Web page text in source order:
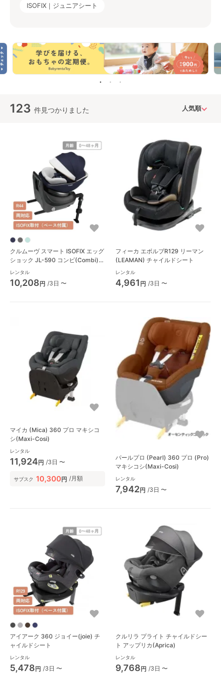
ISOFIX｜ジュニアシート
123 件見つかりました
クルムーヴ スマート ISOFIX エッグ
ショック JL-590 コンビ(Combi)
チャイルドシート
レンタル
10,208円 /3日 〜
フィーカ エボルブR129 リーマン
(LEAMAN) チャイルドシート
レンタル
4,961 円 /3日 〜
マイカ (Mica) 360 プロ マキシコ
シ(Maxi-Cosi)
レンタル
11,924円 /3日 〜
サブスク 10,300円 /月額
パールプロ (Pearl) 360 プロ (Pro)
マキシコシ(Maxi-Cosi)
レンタル
7,942円 /3日 〜
アイアーク 360 ジョイー(joie) チ
ャイルドシート
レンタル
5,478円 /3日 〜
クルリラ プライト チャイルドシー
ト アップリカ(Aprica)
レンタル
9,768円 /3日 〜